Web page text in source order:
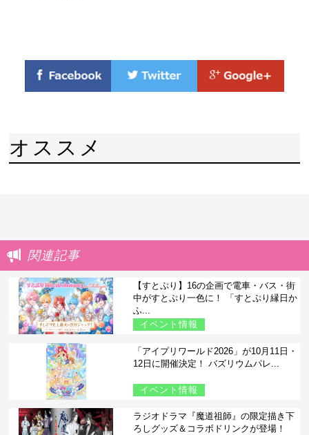
オススメ
関連記事
【すとぷり】16の企画で電車・バス・街
中がすとぷり一色に！ 「すとぷり縁日か
ふ...
イベント情報
「アイプリワールド2026」が10月11日・
12日に開催決定！ バズリウムパレ...
イベント情報
ラジオドラマ『魔道祖師』の限定描き下
ろしグッズ＆コラボドリンクが登場！